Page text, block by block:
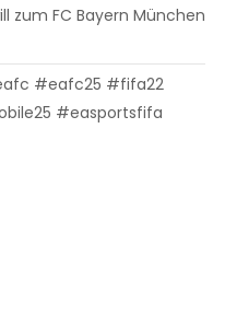
zum FC Bayern München
#eafc25 #fifa22
#easportsfifa